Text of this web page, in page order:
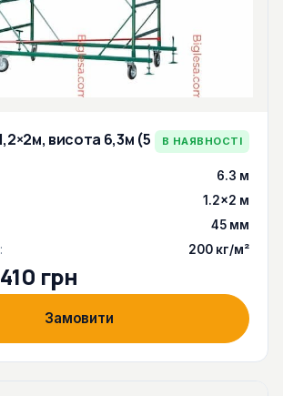
висота 6,3м (5
В НАЯВНОСТІ
6.3 м
1.2×2 м
45 мм
200 кг/м²
грн
Замовити